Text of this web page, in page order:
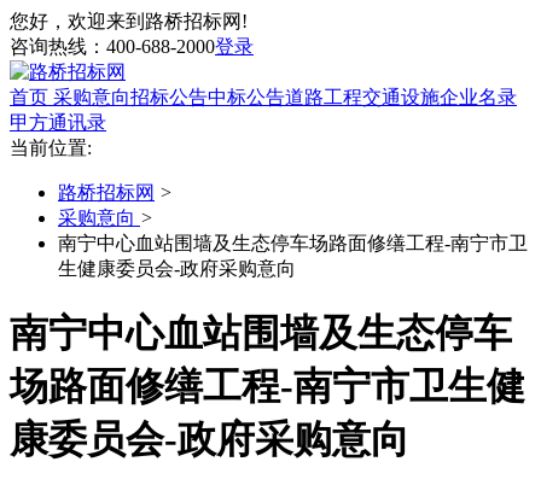
您好，欢迎来到路桥招标网!
咨询热线： 400-688-2000登录
首页 采购意向招标公告中标公告道路工程交通设施企业名录
甲方通讯录
当前位置:
路桥招标网 >
采购意向 >
南宁中心血站围墙及生态停车场路面修缮工程-南宁市卫
生健康委员会-政府采购意向
南宁中心血站围墙及生态停车
场路面修缮工程-南宁市卫生健
康委员会-政府采购意向